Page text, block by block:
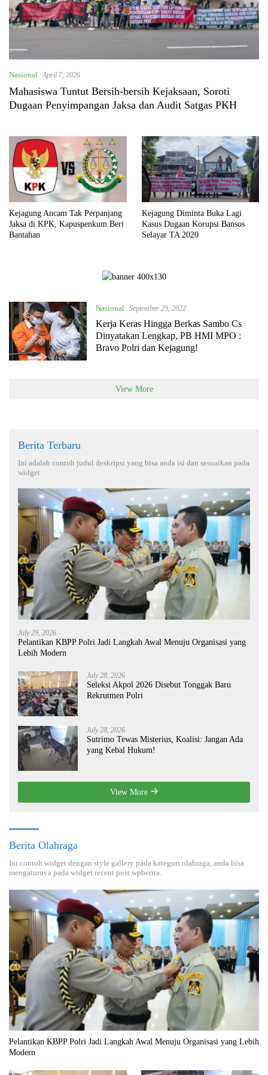
Nasional April 7, 2026
Mahasiswa Tuntut Bersih-bersih Kejaksaan, Soroti
Dugaan Penyimpangan Jaksa dan Audit Satgas PKH
Kejagung Ancam Tak Perpanjang
Jaksa di KPK, Kapuspenkum Beri
Bantahan
Kejagung Diminta Buka Lagi
Kasus Dugaan Korupsi Bansos
Selayar TA 2020
Nasional September 29, 2022
Kerja Keras Hingga Berkas Sambo Cs
Dinyatakan Lengkap, PB HMI MPO :
Bravo Polri dan Kejagung!
View More
Berita Terbaru
Ini adalah contoh judul deskripsi yang bisa anda isi dan sesuaikan pada
widget
July 29, 2026
Pelantikan KBPP Polri Jadi Langkah Awal Menuju Organisasi yang
Lebih Modern
July 28, 2026
Seleksi Akpol 2026 Disebut Tonggak Baru
Rekrutmen Polri
July 28, 2026
Sutrimo Tewas Misterius, Koalisi: Jangan Ada
yang Kebal Hukum!
View More
Berita Olahraga
Ini contoh widget dengan style gallery pada kategori olahraga, anda bisa
mengaturnya pada widget recent post wpberita.
Pelantikan KBPP Polri Jadi Langkah Awal Menuju Organisasi yang Lebih
Modern